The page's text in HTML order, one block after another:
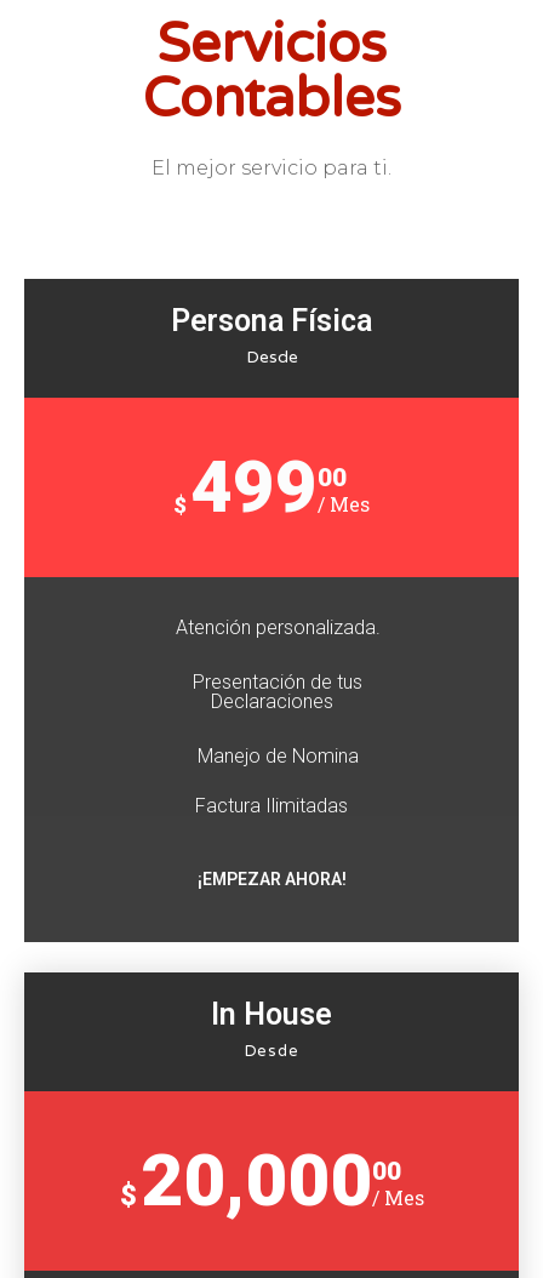
Servicios
Contables
El mejor servicio para ti.
Persona Física
Desde
$ 49900
/ Mes
Atención personalizada.
Presentación de tus
Declaraciones
Manejo de Nomina
Factura Ilimitadas
¡EMPEZAR AHORA!
In House
Desde
$ 20,00000
/ Mes